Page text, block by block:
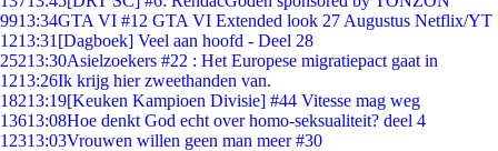
9913:34GTA VI #12 GTA VI Extended look 27 Augustus Netflix/YT
1213:31 [Dagboek] Veel aan hoofd - Deel 28
25213:30Asielzoekers #22 : Het Europese migratiepact gaat in
1213:26Ik krijg hier zweethanden van.
18213:19[Keuken Kampioen Divisie] #44 Vitesse mag weg
13613:08Hoe denkt God echt over homo-seksualiteit? deel 4
12313:03Vrouwen willen geen man meer #30